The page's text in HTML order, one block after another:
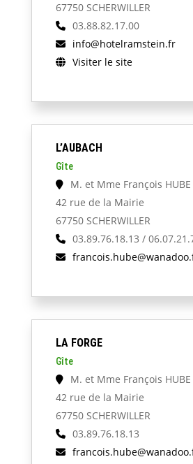
67750 SCHERWILLER
03.88.82.17.00
info@hotelramstein.fr
Visiter le site
L’AUBACH
Gîte
M. et Mme François HUBE
42 rue de la Mairie
67750 SCHERWILLER
03.89.76.18.13 /
LA FORGE
Gîte
M. et Mme François HUBE
42 rue de la Mairie
67750 SCHERWILLER
03.89.76.18.13